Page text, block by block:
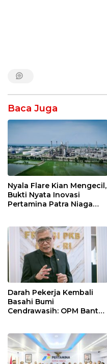
Baca Juga
Nyala Flare Kian Mengecil,
Bukti Nyata Inovasi
Pertamina Patra Niaga
Darah Pekerja Kembali
Basahi Bumi
Cendrawasih: OPM Bantai